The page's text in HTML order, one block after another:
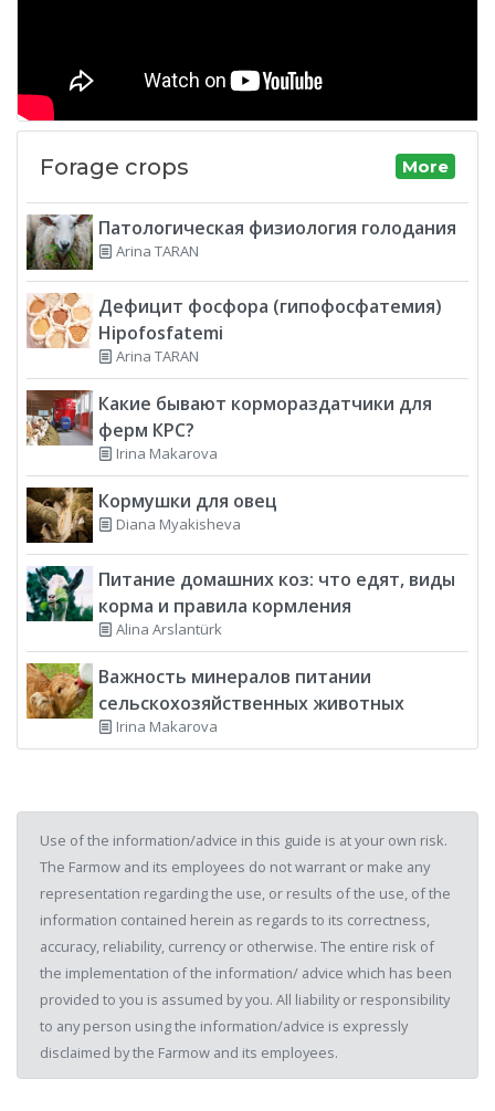
Forage crops More
Патологическая физиология голодания
Arina TARAN
Дефицит фосфора (гипофосфатемия)
Hipofosfatemi
Arina TARAN
Какие бывают кормораздатчики для
ферм КРС?
Irina Makarova
Кормушки для овец
Diana Myakisheva
Питание домашних коз: что едят, виды
корма и правила кормления
Alina Arslantürk
Важность минералов питании
сельскохозяйственных животных
Irina Makarova
Use of the information/advice in this guide is at your own risk.
The Farmow and its employees do not warrant or make any
representation regarding the use, or results of the use, of the
information contained herein as regards to its correctness,
accuracy, reliability, currency or otherwise. The entire risk of
the implementation of the information/ advice which has been
provided to you is assumed by you. All liability or responsibility
to any person using the information/advice is expressly
disclaimed by the Farmow and its employees.